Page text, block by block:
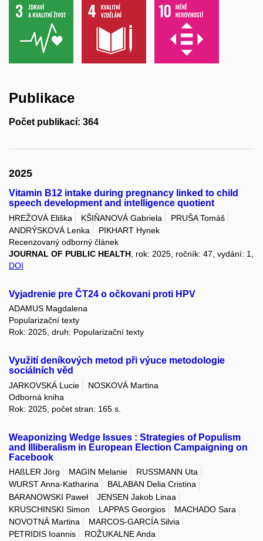
Publikace
Počet publikací: 364
2025
Vitamin B12 intake during pregnancy linked to child
speech development and intelligence quotient
HREŽOVÁ Eliška KŠIŇANOVÁ Gabriela
PRUŠA Tomáš
ANDRÝSKOVÁ Lenka
PIKHART Hynek
Recenzovaný odborný článek
JOURNAL OF PUBLIC HEALTH , rok: 2025, ročník: 47, vydání: 1,
DOI
Vyjadrenie pre ČT24 o očkovani proti HPV
ADAMUS Magdalena
Popularizační texty
Rok: 2025, druh: Popularizační texty
Využití deníkových metod při výuce metodologie
sociálních věd
JARKOVSKÁ Lucie
NOSKOVÁ Martina
Odborná kniha
Rok: 2025, počet stran: 165 s.
Weaponizing Wedge Issues : Strategies of Populism
and Illiberalism in European Election Campaigning on
Facebook
HAßLER Jörg MAGIN Melanie
RUSSMANN Uta
WURST Anna-Katharina
BALABAN Delia Cristina
BARANOWSKI Paweł
JENSEN Jakob Linaa
KRUSCHINSKI Simon
LAPPAS Georgios
MACHADO Sara
NOVOTNÁ Martina
MARCOS-GARCÍA Silvia
PETRIDIS Ioannis
ROŽUKALNE Anda